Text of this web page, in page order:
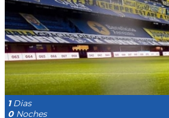
1Dias
0Noches